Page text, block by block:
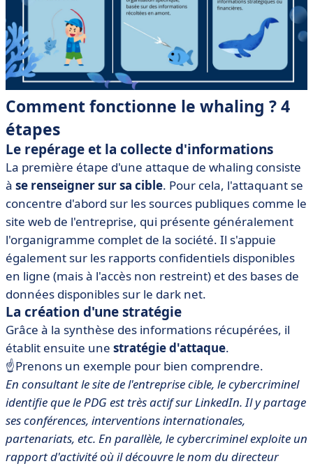
Comment fonctionne le whaling ? 4
étapes
Le repérage et la collecte d'informations
La première étape d'une attaque de whaling consiste
à se renseigner sur sa cible. Pour cela, l'attaquant se
concentre d'abord sur les sources publiques comme le
site web de l'entreprise, qui présente généralement
l'organigramme complet de la société. Il s'appuie
également sur les rapports confidentiels disponibles
en ligne (mais à l'accès non restreint) et des bases de
données disponibles sur le dark net.
La création d'une stratégie
Grâce à la synthèse des informations récupérées, il
établit ensuite une stratégie d'attaque.
☝️Prenons un exemple pour bien comprendre.
En consultant le site de l'entreprise cible, le cybercriminel
identifie que le PDG est très actif sur LinkedIn. Il y partage
ses conférences, interventions internationales,
partenariats, etc. En parallèle, le cybercriminel exploite un
rapport d'activité où il découvre le nom du directeur